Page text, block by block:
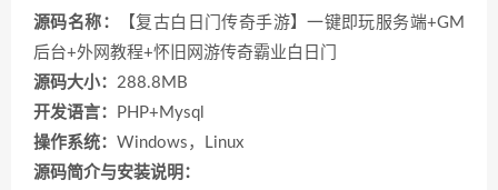
源码名称： 【复古白日门传奇手游】一键即玩服务端+GM
后台+外网教程+怀旧网游传奇霸业白日门
源码大小： 288.8MB
开发语言：
PHP+Mysql
操作系统： Windows，Linux
源码简介与安装说明：